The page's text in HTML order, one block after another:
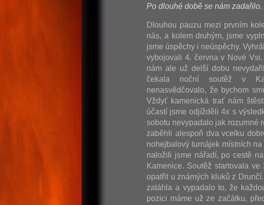
Po dlouhé době se nám zadařilo.
Dlouhou pauzu mezi prvním
nás, a kolem druhým, jsme
jsme úspěchy i neúspěchy.
vybojovali 4. června v Nové
nám ale už delší dobu
čekala noční soutěž v
nenasvědčovalo, že bychom
Vždyť kamenická trať nám
účastí jsme odjížděli 4x s
sobotu nevypadalo jak rozumné
zaběhli alespoň dva vcelku
nohejbalový turnájek místních
naložili jsme nářadí, po cestě
Kamenice. Soutěž startovala
opatřit u známých kluků z
zatáhla a vypadalo to, že
pozici máme už ze začátku,